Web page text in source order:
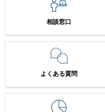
相談窓口
よくある質問